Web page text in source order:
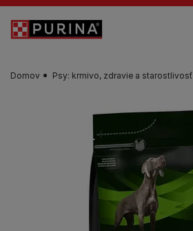
Skočiť na hlavný obsah
Domov Psy: krmivo, zdravie a starostlivosť